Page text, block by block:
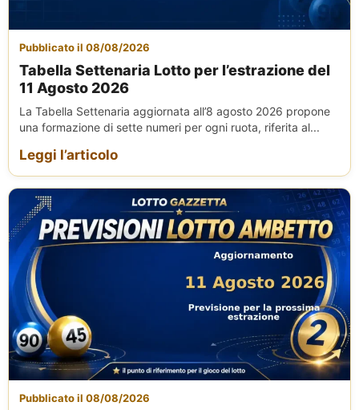
Pubblicato il 08/08/2026
Tabella Settenaria Lotto per l’estrazione del
11 Agosto 2026
La Tabella Settenaria aggiornata all’8 agosto 2026 propone
una formazione di sette numeri per ogni ruota, riferita al...
Leggi l’articolo
Pubblicato il 08/08/2026